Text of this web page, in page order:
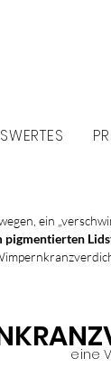
ein
pigmentierten
eine